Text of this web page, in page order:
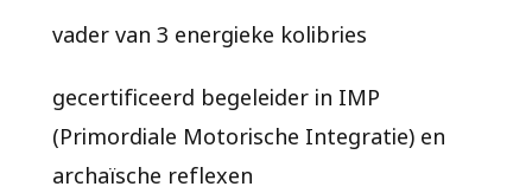
vader van 3 energieke kolibries
gecertificeerd begeleider in IMP
(Primordiale Motorische Integratie) en
archaïsche reflexen